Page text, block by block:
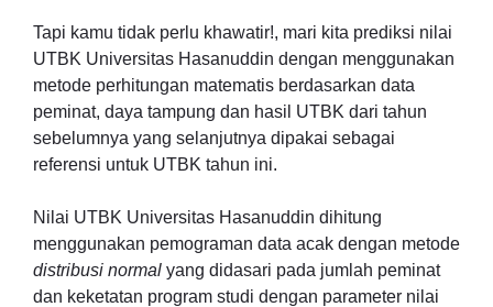
Tapi kamu tidak perlu khawatir!, mari kita prediksi nilai
UTBK Universitas Hasanuddin dengan menggunakan
metode perhitungan matematis berdasarkan data
peminat, daya tampung dan hasil UTBK dari tahun
sebelumnya yang selanjutnya dipakai sebagai
referensi untuk UTBK tahun ini.
Nilai UTBK Universitas Hasanuddin dihitung
menggunakan pemograman data acak dengan metode
distribusi normal yang didasari pada jumlah peminat
dan keketatan program studi dengan parameter nilai